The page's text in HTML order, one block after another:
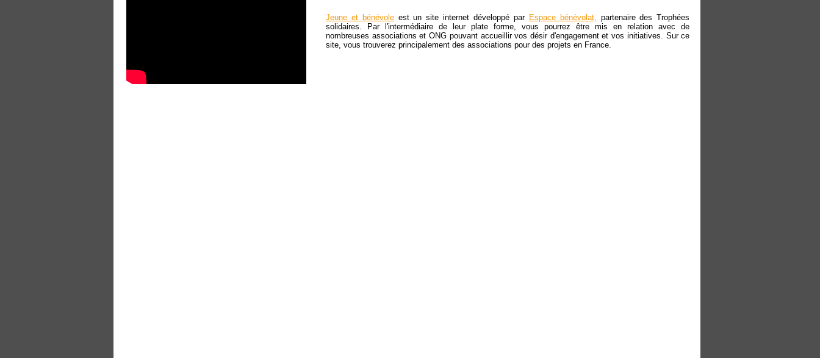
Jeune et bénévoleest un site internet développé par Espace bénévolat,
partenaire des Trophées
solidaires. Par l'intermédiaire de leur plate forme, vous pourrez être mis en relation avec de
nombreuses associations et ONG pouvant accueillir vos désir d'engagement et vos initiatives. Sur ce
site, vous trouverez principalement des associations pour des projets en France.